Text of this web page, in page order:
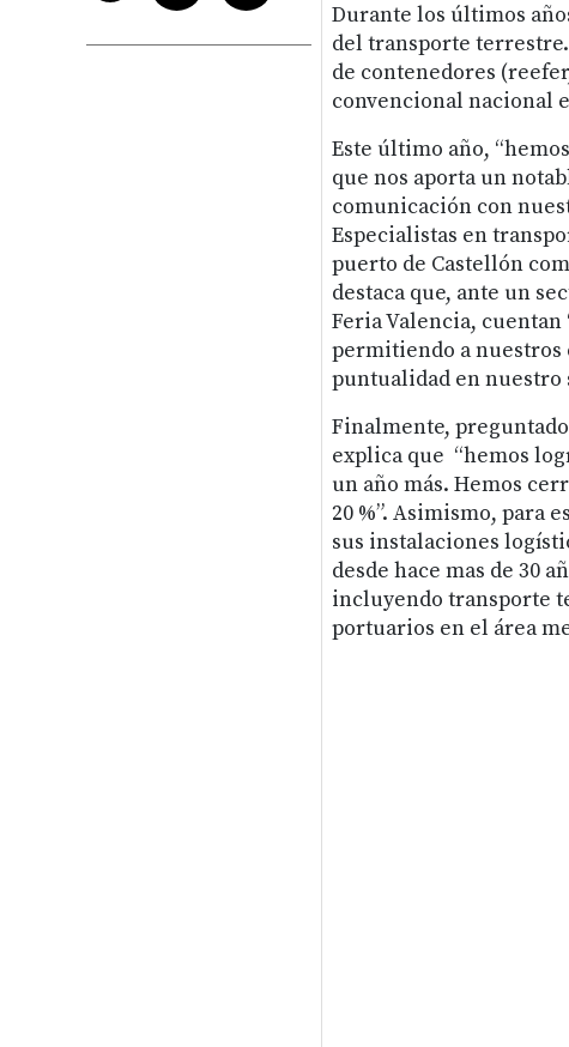
Durante los últimos
del transporte
de contenedores
convencional nacional
Este último año,
que nos aporta un
comunicación con
Especialistas en
puerto de Castellón
destaca que, ante un
Feria Valencia, cuentan
permitiendo a
puntualidad en nuestro
Finalmente,
explica que “hemos
un año más. Hemos
20 %”. Asimismo, para
sus instalaciones
desde hace mas de 30
incluyendo transporte
portuarios en el área